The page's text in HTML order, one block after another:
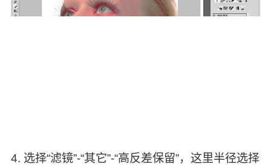
4. 选择“滤镜”-“其它”-“高反差保留”，这里半径选择